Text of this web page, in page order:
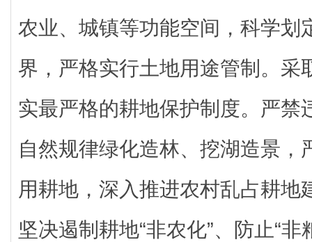
农业、城镇等功能空间，科学划
界，严格实行土地用途管制。采
实最严格的耕地保护制度。严禁
自然规律绿化造林、挖湖造景，
用耕地，深入推进农村乱占耕地
坚决遏制耕地“非农化”、防止“